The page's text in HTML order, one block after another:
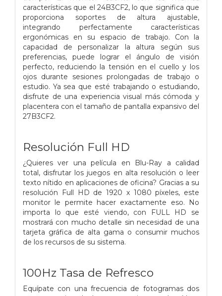
características que el 24B3CF2, lo que significa que
proporciona soportes de altura ajustable,
integrando perfectamente características
ergonómicas en su espacio de trabajo. Con la
capacidad de personalizar la altura según sus
preferencias, puede lograr el ángulo de visión
perfecto, reduciendo la tensión en el cuello y los
ojos durante sesiones prolongadas de trabajo o
estudio. Ya sea que esté trabajando o estudiando,
disfrute de una experiencia visual más cómoda y
placentera con el tamaño de pantalla expansivo del
27B3CF2.
Resolución Full HD
¿Quieres ver una película en Blu-Ray a calidad
total, disfrutar los juegos en alta resolución o leer
texto nítido en aplicaciones de oficina? Gracias a su
resolución Full HD de 1920 x 1080 píxeles, este
monitor le permite hacer exactamente eso. No
importa lo que esté viendo, con FULL HD se
mostrará con mucho detalle sin necesidad de una
tarjeta gráfica de alta gama o consumir muchos
de los recursos de su sistema.
100Hz Tasa de Refresco
Equípate con una frecuencia de fotogramas dos